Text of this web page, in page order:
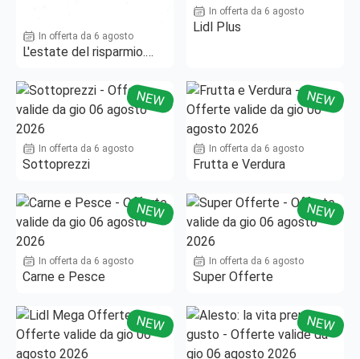
In offerta da 6 agosto
L'estate del risparmio.
In offerta da 6 agosto
Lidl Plus
NEW
In offerta da 6 agosto
Sottoprezzi
NEW
In offerta da 6 agosto
Frutta e Verdura
NEW
In offerta da 6 agosto
Carne e Pesce
NEW
In offerta da 6 agosto
Super Offerte
NEW NEW